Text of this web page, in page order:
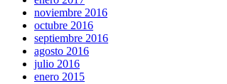
noviembre 2016
octubre 2016
septiembre 2016
agosto 2016
julio 2016
enero 2015